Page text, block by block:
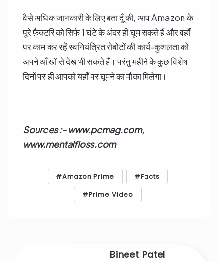
वैसे अधिक जानकारी के लिए बता दूँ की, आप Amazon के
पूरे फ़ैक्टरि को सिर्फ 1 घंटे के अंदर ही घूम सकते हैं और वहाँ
पर काम कर रहें स्वनियंत्रित रोबोटों की कार्य-कुशलता को
अपने आँखों से देख भी सकते हैं। परंतु महीने के कुछ विशेष
दिनों पर ही आपको यहाँ पर घूमने का मौका मिलेगा।
Sources :- www.pcmag.com,
www.mentalfloss.com
Amazon Prime Facts
Prime Video
Bineet Patel